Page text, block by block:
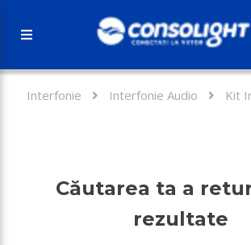
Interfonie Interfonie Audio Kit
Căutarea ta a
rezultate